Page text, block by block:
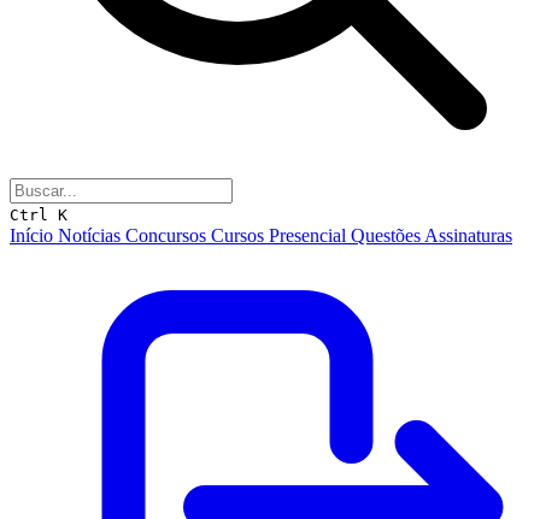
Ctrl K
Início Notícias Concursos Cursos Presencial Questões Assinaturas